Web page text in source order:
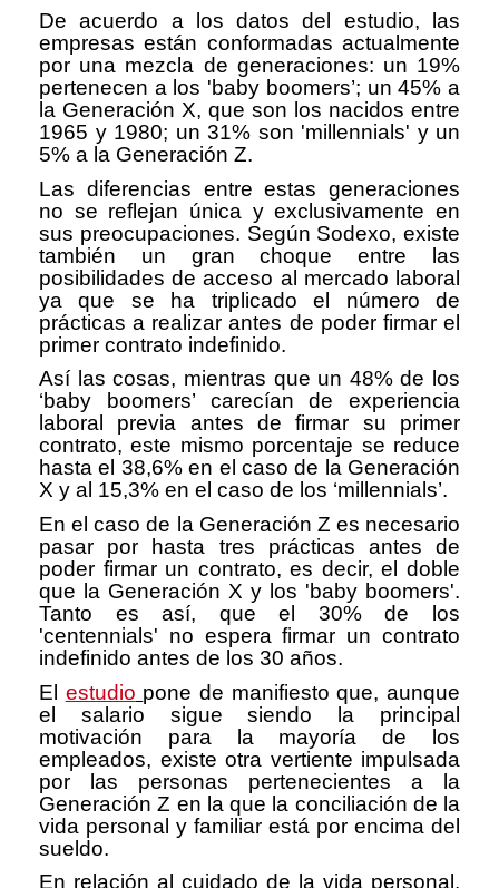
De acuerdo a los datos del estudio, las
empresas están conformadas actualmente
por una mezcla de generaciones: un 19%
pertenecen a los 'baby boomers’; un 45% a
la Generación X, que son los nacidos entre
1965 y 1980; un 31% son 'millennials' y un
5% a la Generación Z.
Las diferencias entre estas generaciones
no se reflejan única y exclusivamente en
sus preocupaciones. Según Sodexo, existe
también un gran choque entre las
posibilidades de acceso al mercado laboral
ya que se ha triplicado el número de
prácticas a realizar antes de poder firmar el
primer contrato indefinido.
Así las cosas, mientras que un 48% de los
‘baby boomers’ carecían de experiencia
laboral previa antes de firmar su primer
contrato, este mismo porcentaje se reduce
hasta el 38,6% en el caso de la Generación
X y al 15,3% en el caso de los ‘millennials’.
En el caso de la Generación Z es necesario
pasar por hasta tres prácticas antes de
poder firmar un contrato, es decir, el doble
que la Generación X y los 'baby boomers'.
Tanto es así, que el 30% de los
'centennials' no espera firmar un contrato
indefinido antes de los 30 años.
El estudio pone de manifiesto que, aunque
el salario sigue siendo la principal
motivación para la mayoría de los
empleados, existe otra vertiente impulsada
por las personas pertenecientes a la
Generación Z en la que la conciliación de la
vida personal y familiar está por encima del
sueldo.
En relación al cuidado de la vida personal,